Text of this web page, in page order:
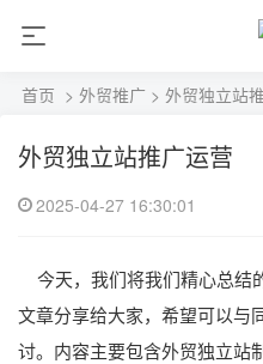
首页 > 外贸推广 > 外贸独立站
外贸独立站推广运营
2025-04-27 16:30:01
今天，我们将我们精心总结
文章分享给大家，希望可以与
讨。内容主要包含外贸独立站